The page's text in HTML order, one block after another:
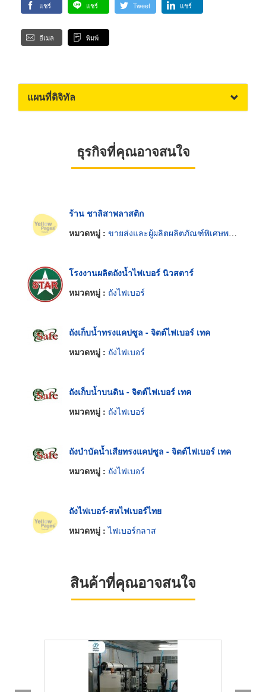
แชร์ แชร์ Tweet แชร์
อีเมล พิมพ์
แผนที่ดิจิทัล
ธุรกิจที่คุณอาจสนใจ
ร้าน ชาลิสาพลาสติก
หมวดหมู่ : ขายส่งและผู้ผลิตผลิตภัณฑ์พิเศษพลาสติก
โรงงานผลิตถังน้ำไฟเบอร์ นิวสตาร์
หมวดหมู่ : ถังไฟเบอร์
ถังเก็บน้ำทรงแคปซูล - จิตต์ไฟเบอร์ เทค
หมวดหมู่ : ถังไฟเบอร์
ถังเก็บน้ำบนดิน - จิตต์ไฟเบอร์ เทค
หมวดหมู่ : ถังไฟเบอร์
ถังบำบัดน้ำเสียทรงแคปซูล - จิตต์ไฟเบอร์ เทค
หมวดหมู่ : ถังไฟเบอร์
ถังไฟเบอร์-สหไฟเบอร์ไทย
หมวดหมู่ :ไฟเบอร์กลาส
สินค้าที่คุณอาจสนใจ